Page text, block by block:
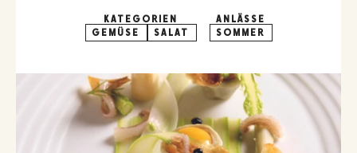
KATEGORIEN
GEMÜSE
SALAT
ANLÄSSE
SOMMER